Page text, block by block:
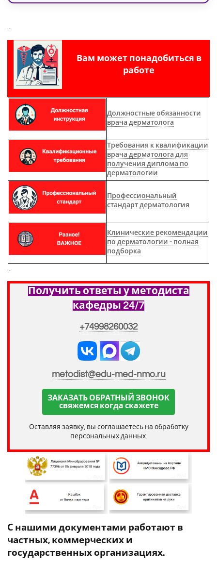
...
Вам может понадобиться в
работе
Должностные обязанности
врача дерматолога
Требования к квалификации
врача дерматолога для
получения диплома по
дерматологии
Профессиональный
стандарт дерматология
Клинические рекомендации
по дерматологии - полная
подборка
...
Получить ответы у методиста
кафедры 24/7
+74998260032
metodist@edu-med-nmo.ru
ЗАКАЗАТЬ ОБРАТНЫЙ ЗВОНОК
свяжемся когда скажете
Оставляя заявку, вы соглашаетесь на обработку
персональных данных.
С нашими документами работают в
частных, коммерческих и
государственных организациях.